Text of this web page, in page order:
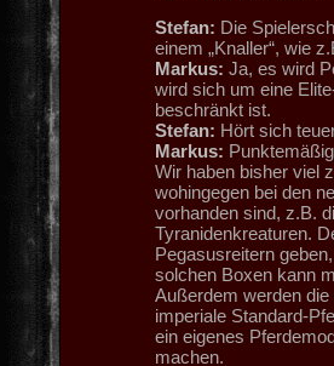
Stefan: Die
einem „Knaller“, wie
Markus: Ja, es wird
wird sich um eine
beschränkt ist.
Stefan: Hört sich
Markus:
Wir haben bisher viel
wohingegen bei den
vorhanden sind, z.B.
Tyranidenkreaturen.
Pegasusreitern
solchen Boxen kann
Außerdem werden die
imperiale Standard-
ein eigenes
machen.